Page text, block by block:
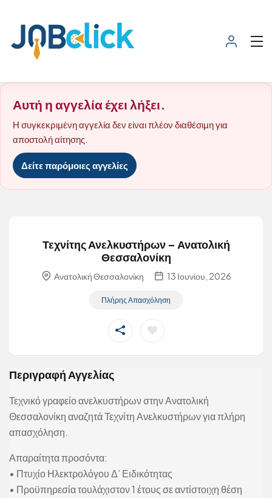
Αυτή η αγγελία έχει λήξει.
Η συγκεκριμένη αγγελία δεν είναι πλέον διαθέσιμη για
αποστολή αίτησης.
Δείτε παρόμοιες αγγελίες
Τεχνίτης Ανελκυστήρων – Ανατολική
Θεσσαλονίκη
Ανατολική Θεσσαλονίκη 13 Ιουνίου, 2026
Πλήρης Απασχόληση
Περιγραφή Αγγελίας
Τεχνικό γραφείο ανελκυστήρων στην Ανατολική
Θεσσαλονίκη αναζητά Τεχνίτη Ανελκυστήρων για πλήρη
απασχόληση.
Απαραίτητα προσόντα:
• Πτυχίο Ηλεκτρολόγου Δ’ Ειδικότητας
• Προϋπηρεσία τουλάχιστον 1 έτους σε αντίστοιχη θέση